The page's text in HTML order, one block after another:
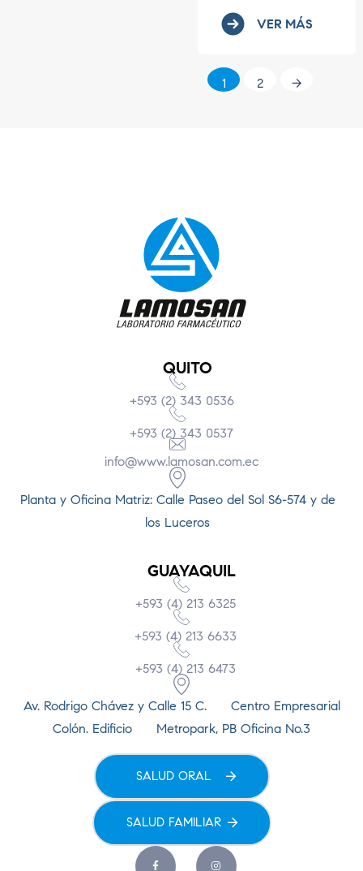
VER MÁS
1 2 →
QUITO
+593 (2) 343 0536
+593 (2) 343 0537
info@www.lamosan.com.ec
Planta y Oficina Matriz: Calle Paseo del Sol S6-574 y de
los Luceros
GUAYAQUIL
+593 (4) 213 6325
+593 (4) 213 6633
+593 (4) 213 6473
Av. Rodrigo Chávez y Calle 15 C. Centro Empresarial
Colón. Edificio Metropark, PB Oficina No.3
SALUD ORAL
SALUD FAMILIAR